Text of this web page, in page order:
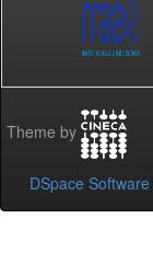
Theme by
DSpace Software